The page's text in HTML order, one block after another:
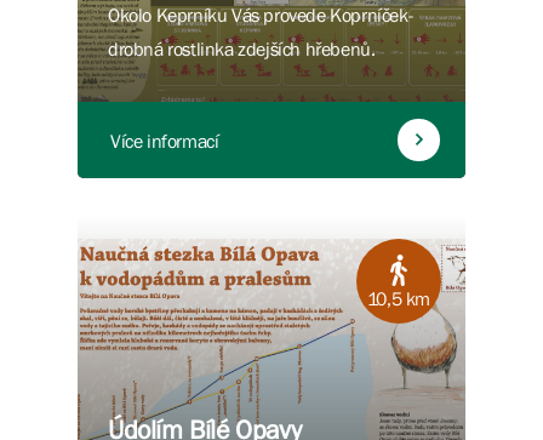
Okolo Keprníku Vás provede Koprníček-
drobná rostlinka zdejších hřebenů.
Více informací
10,5 km
Údolím Bílé Opavy